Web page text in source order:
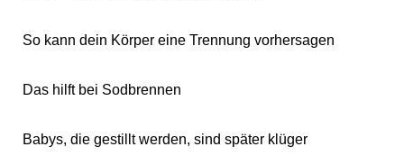
So kann dein Körper eine Trennung vorhersagen
Das hilft bei Sodbrennen
Babys, die gestillt werden, sind später klüger